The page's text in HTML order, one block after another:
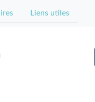
Liens utiles